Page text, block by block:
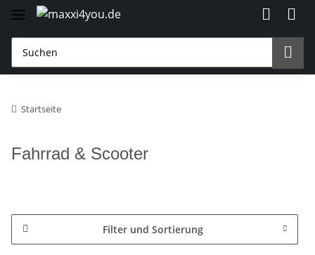
Startseite
Fahrrad & Scooter
Filter und Sortierung